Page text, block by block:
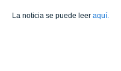
La noticia se puede leer aquí.